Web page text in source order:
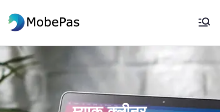
MobePas स्थान परिवर्तनकर्ता, एन्ड्रोइड